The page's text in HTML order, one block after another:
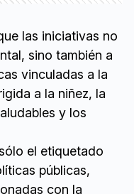
las iniciativas no
sino también a
vinculadas a la
a la niñez, la
y los
el etiquetado
públicas,
con la